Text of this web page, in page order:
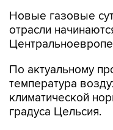
Новые газовые
отрасли
По актуальному
температура
климатической
градуса Цельсия.